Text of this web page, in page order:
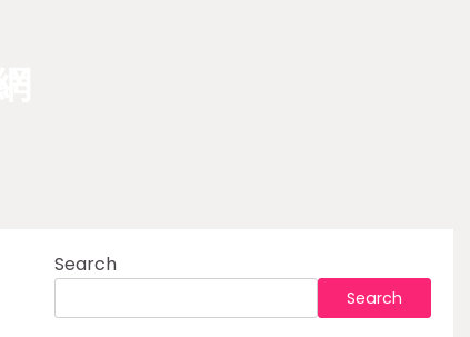
Search
Search